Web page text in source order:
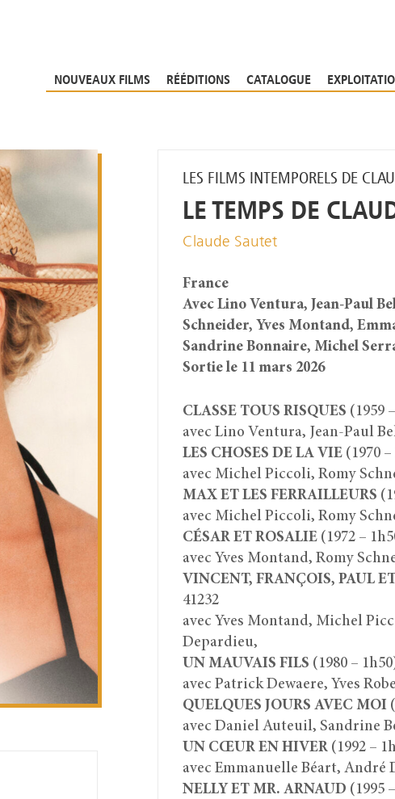
NOUVEAUX FILMS RÉÉDITIONS CATALOGUE
LES FILMS INTEMPORELS DE
LE TEMPS DE
Claude Sautet
France
Avec Lino Ventura, Jean-Paul
Schneider, Yves Montand,
Sandrine Bonnaire, Michel
Sortie le 11 mars 2026
CLASSE TOUS RISQUES (1959
avec Lino Ventura, Jean-Paul
LES CHOSES DE LA VIE(1970 –
avec Michel Piccoli, Romy
MAX ET LES FERRAILLEURS
avec Michel Piccoli, Romy
CÉSAR ET ROSALIE(1972 –
avec Yves Montand, Romy
VINCENT, FRANÇOIS, PAUL
41232
avec Yves Montand, Michel
Depardieu,
UN MAUVAIS FILS (1980 –
avec Patrick Dewaere, Yves
QUELQUES JOURS AVEC MOI
avec Daniel Auteuil, Sandrine
UN CŒUR EN HIVER(1992 –
avec Emmanuelle Béart,
NELLY ET MR. ARNAUD (1995